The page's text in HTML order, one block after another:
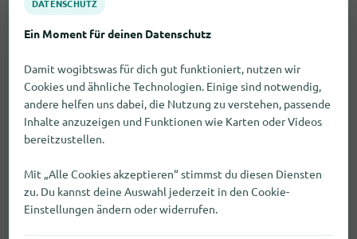
DATENSCHUTZ
Ein Moment für deinen Datenschutz
Damit wogibtswas für dich gut funktioniert, nutzen wir
Cookies und ähnliche Technologien. Einige sind notwendig,
andere helfen uns dabei, die Nutzung zu verstehen, passende
Inhalte anzuzeigen und Funktionen wie Karten oder Videos
bereitzustellen.
Mit „Alle Cookies akzeptieren“ stimmst du diesen Diensten
zu. Du kannst deine Auswahl jederzeit in den Cookie-
Einstellungen ändern oder widerrufen.